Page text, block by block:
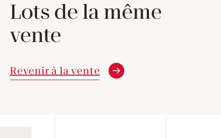
Lots de la même
vente
Revenir à la vente